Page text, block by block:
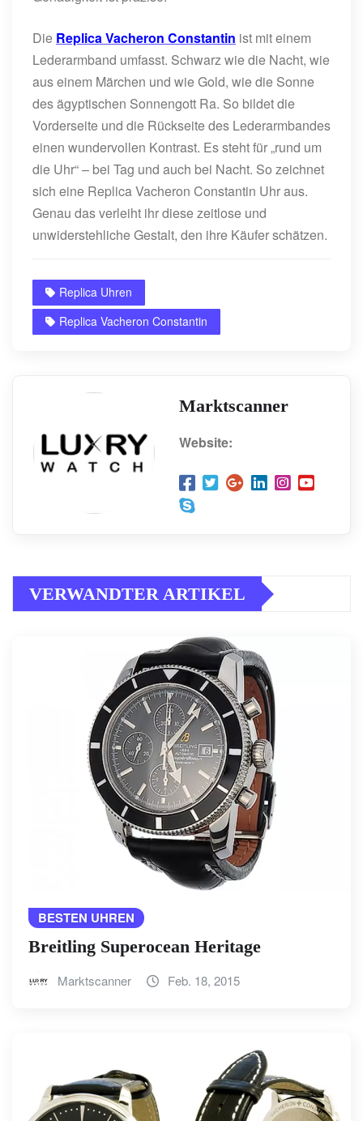
Die Replica Vacheron Constantin ist mit einem
Lederarmband umfasst. Schwarz wie die Nacht, wie
aus einem Märchen und wie Gold, wie die Sonne
des ägyptischen Sonnengott Ra. So bildet die
Vorderseite und die Rückseite des Lederarmbandes
einen wundervollen Kontrast. Es steht für „rund um
die Uhr“ – bei Tag und auch bei Nacht. So zeichnet
sich eine Replica Vacheron Constantin Uhr aus.
Genau das verleiht ihr diese zeitlose und
unwiderstehliche Gestalt, den ihre Käufer schätzen.
Replica Uhren
Replica Vacheron Constantin
Marktscanner
Website:
VERWANDTER ARTIKEL
BESTEN UHREN
Breitling Superocean Heritage
Marktscanner Feb. 18, 2015